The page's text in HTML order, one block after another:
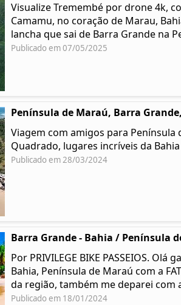
Visualize Tremembé por drone 4k,
Camamu, no coração de Marau,
lancha que sai de Barra Grande na
Publicado em 07/05/2025
Península de Maraú, Barra
Viagem com amigos para Península
Quadrado, lugares incríveis da
Publicado em 28/03/2024
Barra Grande - Bahia / Península
Por PRIVILEGE BIKE PASSEIOS.
Bahia, Península de Maraú com a
da região, também me deparei com
Publicado em 18/01/2024